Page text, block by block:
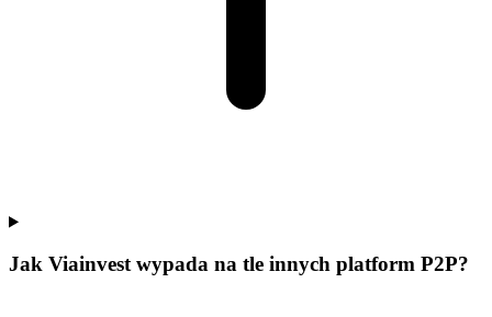
Jak Viainvest wypada na tle innych platform P2P?